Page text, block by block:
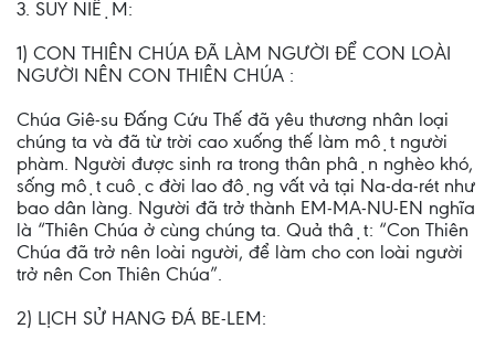
3. SUY NIỆM:
1) CON THIÊN CHÚA ĐÃ LÀM NGƯỜI ĐỂ CON LOÀI
NGƯỜI NÊN CON THIÊN CHÚA :
Chúa Giê-su Đấng Cứu Thế đã yêu thương nhân loại
chúng ta và đã từ trời cao xuống thế làm một người
phàm. Người được sinh ra trong thân phận nghèo khó,
sống một cuộc đời lao động vất vả tại Na-da-rét như
bao dân làng. Người đã trở thành EM-MA-NU-EN nghĩa
là “Thiên Chúa ở cùng chúng ta. Quả thật: “Con Thiên
Chúa đã trở nên loài người, để làm cho con loài người
trở nên Con Thiên Chúa”.
2) LỊCH SỬ HANG ĐÁ BE-LEM: